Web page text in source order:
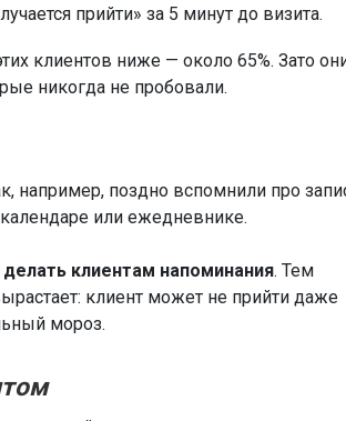
прийти» за 5 минут до визита.
клиентов ниже — около 65%. Зато
никогда не пробовали.
например, поздно вспомнили про
или ежедневнике.
делать клиентам напоминания. Тем
клиент может не прийти даже
мороз.